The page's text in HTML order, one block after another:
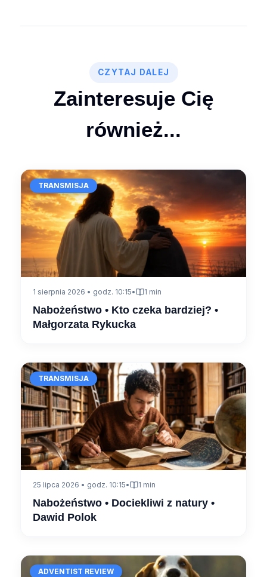
CZYTAJ DALEJ
Zainteresuje Cię
również...
TRANSMISJA
1 sierpnia 2026 • godz. 10:15• 1 min
Nabożeństwo • Kto czeka bardziej? •
Małgorzata Rykucka
TRANSMISJA
25 lipca 2026 • godz. 10:15• 1 min
Nabożeństwo • Dociekliwi z natury •
Dawid Polok
ADVENTIST REVIEW